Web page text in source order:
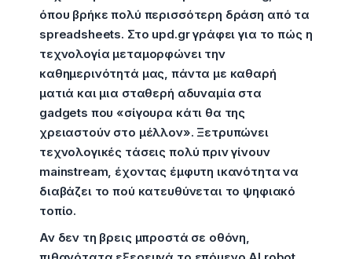
όπου βρήκε πολύ περισσότερη δράση από τα
spreadsheets. Στο upd.gr γράφει για το πώς η
τεχνολογία μεταμορφώνει την
καθημερινότητά μας, πάντα με καθαρή
ματιά και μια σταθερή αδυναμία στα
gadgets που «σίγουρα κάτι θα της
χρειαστούν στο μέλλον». Ξετρυπώνει
τεχνολογικές τάσεις πολύ πριν γίνουν
mainstream, έχοντας έμφυτη ικανότητα να
διαβάζει το πού κατευθύνεται το ψηφιακό
τοπίο.
Αν δεν τη βρεις μπροστά σε οθόνη,